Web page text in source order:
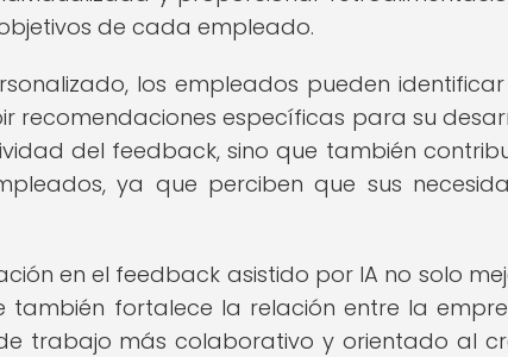
de cada empleado.
los empleados pueden
recomendaciones específicas para su
del feedback, sino que también
ya que perciben que sus
en el feedback asistido por IA no solo
también fortalece la relación entre la
trabajo más colaborativo y orientado al